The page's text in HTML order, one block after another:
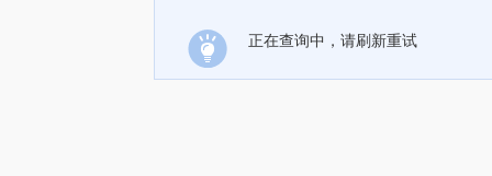
正在查询中，请刷新重试